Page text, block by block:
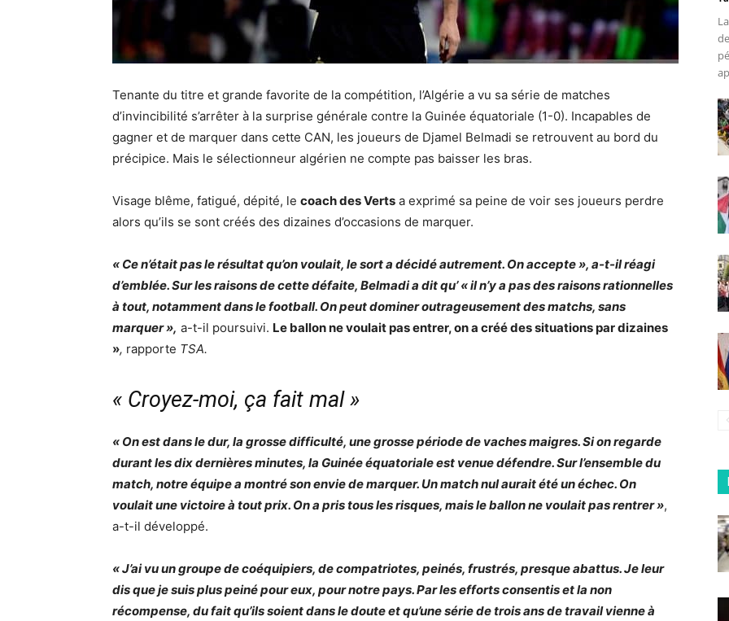
Tenante du titre et grande favorite de la compétition, l’Algérie a vu sa série de matches
d’invincibilité s’arrêter à la surprise générale contre la Guinée équatoriale (1-0). Incapables de
gagner et de marquer dans cette CAN, les joueurs de Djamel Belmadi se retrouvent au bord du
précipice. Mais le sélectionneur algérien ne compte pas baisser les bras.
Visage blême, fatigué, dépité, le coach des Verts a exprimé sa peine de voir ses joueurs perdre
alors qu’ils se sont créés des dizaines d’occasions de marquer.
« Ce n’était pas le résultat qu’on voulait, le sort a décidé autrement. On accepte », a-t-il réagi
d’emblée. Sur les raisons de cette défaite, Belmadi a dit qu’ « il n’y a pas des raisons rationnelles
à tout, notamment dans le football. On peut dominer outrageusement des matchs, sans
marquer », a-t-il poursuivi. Le ballon ne voulait pas entrer, on a créé des situations par dizaines
», rapporte TSA.
« Croyez-moi, ça fait mal »
« On est dans le dur, la grosse difficulté, une grosse période de vaches maigres. Si on regarde
durant les dix dernières minutes, la Guinée équatoriale est venue défendre. Sur l’ensemble du
match, notre équipe a montré son envie de marquer. Un match nul aurait été un échec. On
voulait une victoire à tout prix. On a pris tous les risques, mais le ballon ne voulait pas rentrer »,
a-t-il développé.
« J’ai vu un groupe de coéquipiers, de compatriotes, peinés, frustrés, presque abattus. Je leur
dis que je suis plus peiné pour eux, pour notre pays. Par les efforts consentis et la non
récompense, du fait qu’ils soient dans le doute et qu’une série de trois ans de travail vienne à